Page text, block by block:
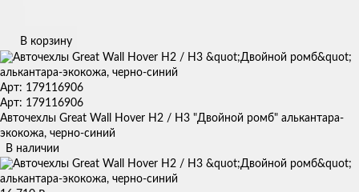
В корзину
Арт: 179116906
Арт: 179116906
Авточехлы Great Wall Hover H2 / H3 "Двойной ромб" алькантара-
экокожа, черно-синий
В наличии